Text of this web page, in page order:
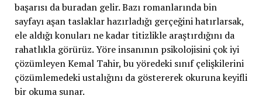
başarısı da buradan gelir. Bazı romanlarında bin
sayfayı aşan taslaklar hazırladığı gerçeğini hatırlarsak,
ele aldığı konuları ne kadar titizlikle araştırdığını da
rahatlıkla görürüz. Yöre insanının psikolojisini çok iyi
çözümleyen Kemal Tahir, bu yöredeki sınıf çelişkilerini
çözümlemedeki ustalığını da göstererek okuruna keyifli
bir okuma sunar.